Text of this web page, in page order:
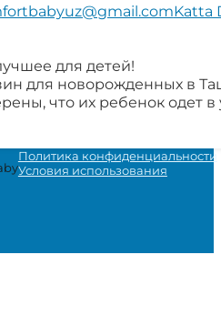
Katta
Instagram
в Telegram
в YouTube
для детей!
для новорожденных в
что их ребенок одет
Политика конфиденциальности
Условия использования